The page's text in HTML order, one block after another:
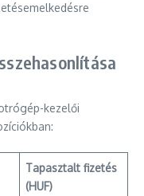
kezelői
Tapasztalt fizetés
(HUF)